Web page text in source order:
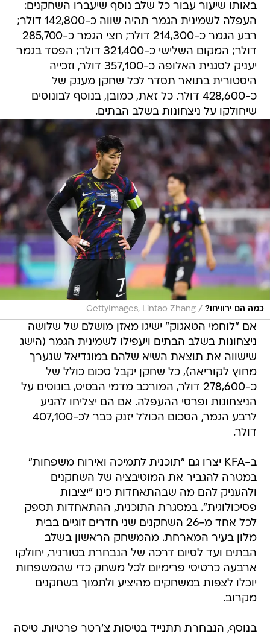
באותו שיעור עבור כל שלב נוסף שיעברו השחקנים:
העפלה לשמינית הגמר תהיה שווה כ-142,800 דולר;
רבע הגמר כ-214,300 דולר; חצי הגמר כ-285,700
דולר; המקום השלישי כ-321,400 דולר; הפסד בגמר
יעניק לסגנית האלופה כ-357,100 דולר, וזכייה
היסטורית בתואר תסדר לכל שחקן מענק של
כ-428,600 דולר. כל זאת, כמובן, בנוסף לבונוסים
שיחולקו על ניצחונות בשלב הבתים.
כמה הם ירוויחו? /
GettyImages, Lintao Zhang
אם "לוחמי הטאגוק" ישיגו מאזן מושלם של שלושה
ניצחונות בשלב הבתים ויעפילו לשמינית הגמר (הישג
שישווה את תוצאת השיא שלהם במונדיאל שנערך
מחוץ לקוריאה), כל שחקן יקבל סכום כולל של
כ-278,600 דולר, המורכב מדמי הבסיס, בונוסים על
הניצחונות ופרסי ההעפלה. אם הם יצליחו להגיע
לרבע הגמר, הסכום הכולל יזנק כבר לכ-407,100
דולר.
ב-KFA יצרו גם "תוכנית לתמיכה ואירוח משפחות"
במטרה להגביר את המוטיבציה של השחקנים
ולהעניק להם מה שבהתאחדות כינו "יציבות
פסיכולוגית". במסגרת התוכנית, ההתאחדות תספק
לכל אחד מ-26 השחקנים שני חדרים זוגיים בבית
מלון בעיר המארחת. מהמשחק הראשון בשלב
הבתים ועד לסיום דרכה של הנבחרת בטורניר, יחולקו
ארבעה כרטיסי פרימיום לכל משחק כדי שהמשפחות
יוכלו לצפות במשחקים מהיציע ולתמוך בשחקנים
מקרוב.
בנוסף, הנבחרת תתנייד בטיסות צ'רטר פרטיות. טיסה